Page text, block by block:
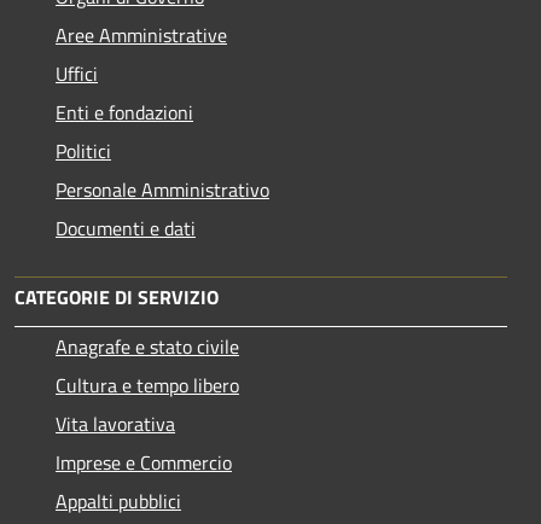
Aree Amministrative
Uffici
Enti e fondazioni
Politici
Personale Amministrativo
Documenti e dati
CATEGORIE DI SERVIZIO
Anagrafe e stato civile
Cultura e tempo libero
Vita lavorativa
Imprese e Commercio
Appalti pubblici